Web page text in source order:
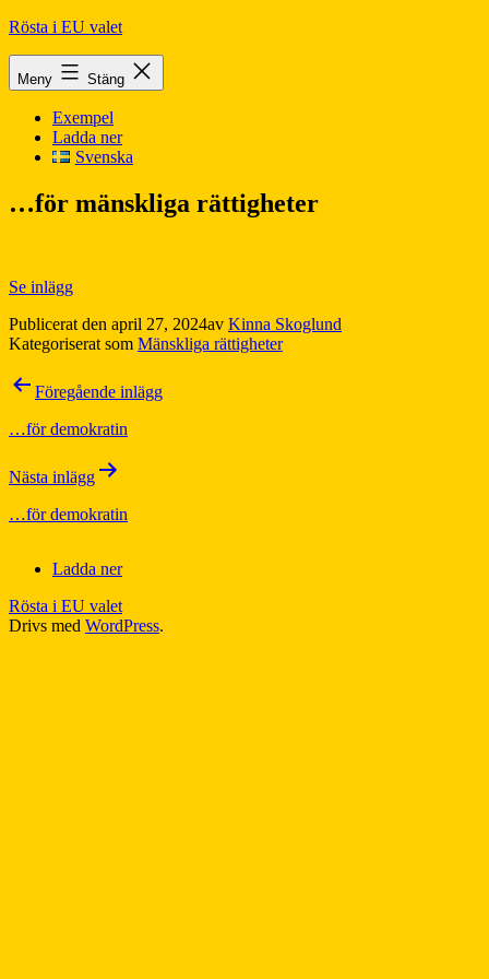
Hoppa
innehåll
Rösta i EU valet
Meny Stäng
Exempel
Ladda ner
Svenska
…för mänskliga rättigheter
Se inlägg
Publicerat den april 27, 2024av Kinna Skoglund
Kategoriserat som Mänskliga rättigheter
Inläggsnavigering
Föregående inlägg
…för demokratin
Nästa inlägg
…för demokratin
Ladda ner
Rösta i EU valet
Drivs med WordPress.